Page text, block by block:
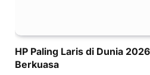
HP Paling Laris di Dunia
Berkuasa